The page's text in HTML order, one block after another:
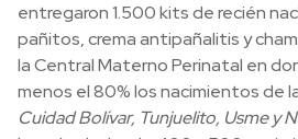
entregaron 1.500 kits de recién
pañitos, crema antipañalitis y
la Central Materno Perinatal en
menos el 80% los nacimientos de
Cuidad Bolívar, Tunjuelito, Usme y